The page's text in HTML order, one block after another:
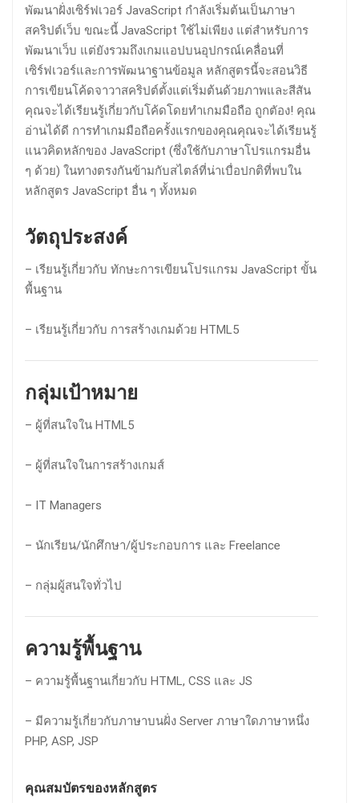
พัฒนาฝั่งเซิร์ฟเวอร์ JavaScript กำลังเริ่มต้นเป็นภาษา
สคริปต์เว็บ ขณะนี้ JavaScript ใช้ไม่เพียง แต่สำหรับการ
พัฒนาเว็บ แต่ยังรวมถึงเกมแอปบนอุปกรณ์เคลื่อนที่
เซิร์ฟเวอร์และการพัฒนาฐานข้อมูล หลักสูตรนี้จะสอนวิธี
การเขียนโค้ดจาวาสคริปต์ตั้งแต่เริ่มต้นด้วยภาพและสีสัน
คุณจะได้เรียนรู้เกี่ยวกับโค้ดโดยทำเกมมือถือ ถูกตัอง! คุณ
อ่านได้ดี การทำเกมมือถือครั้งแรกของคุณคุณจะได้เรียนรู้
แนวคิดหลักของ JavaScript (ซึ่งใช้กับภาษาโปรแกรมอื่น
ๆ ด้วย) ในทางตรงกันข้ามกับสไตล์ที่น่าเบื่อปกติที่พบใน
หลักสูตร JavaScript อื่น ๆ ทั้งหมด
วัตถุประสงค์
– เรียนรู้เกี่ยวกับ ทักษะการเขียนโปรแกรม JavaScript ขั้น
พื้นฐาน
– เรียนรู้เกี่ยวกับ การสร้างเกมด้วย HTML5
กลุ่มเป้าหมาย
– ผู้ที่สนใจใน HTML5
– ผู้ที่สนใจในการสร้างเกมส์
– IT Managers
– นักเรียน/นักศึกษา/ผู้ประกอบการ และ Freelance
– กลุ่มผู้สนใจทั่วไป
ความรู้พื้นฐาน
– ความรู้พื้นฐานเกี่ยวกับ HTML, CSS และ JS
– มีความรู้เกี่ยวกับภาษาบนฝั่ง Server ภาษาใดภาษาหนึ่ง
PHP, ASP, JSP
คุณสมบัตรของหลักสูตร